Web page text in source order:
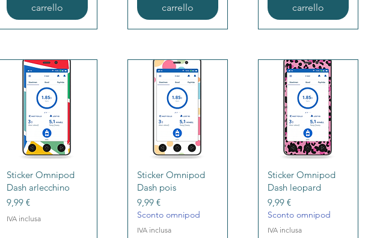
carrello
carrello
carrello
Vista rapida
Sticker Omnipod
Dash arlecchino
Prezzo
9,99 €
IVA inclusa
Vista rapida
Sticker Omnipod
Dash pois
Prezzo
9,99 €
Sconto omnipod
IVA inclusa
Vista rapida
Sticker Omnipod
Dash leopard
Prezzo
9,99 €
Sconto omnipod
IVA inclusa